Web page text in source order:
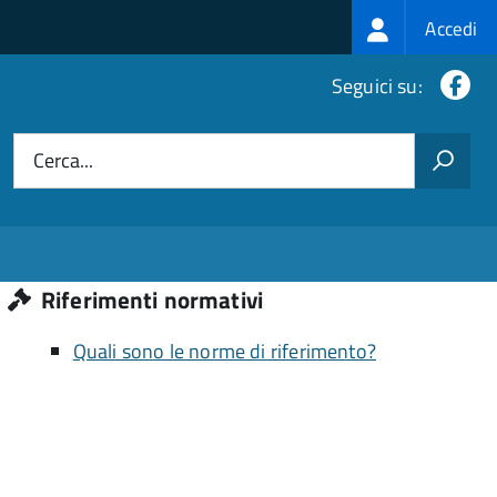
Login
menu
Accedi
Seguici su:
Cerca...
Riferimenti normativi
Quali sono le norme di riferimento?